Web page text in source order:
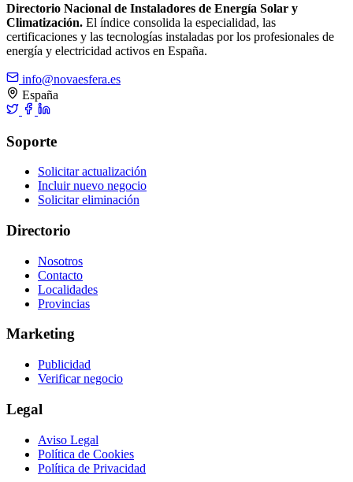
Directorio Nacional de Instaladores de Energía Solar y
Climatización. El índice consolida la especialidad, las
certificaciones y las tecnologías instaladas por los profesionales de
energía y electricidad activos en España.
info@novaesfera.es
España
Soporte
Solicitar actualización
Incluir nuevo negocio
Solicitar eliminación
Directorio
Nosotros
Contacto
Localidades
Provincias
Marketing
Publicidad
Verificar negocio
Legal
Aviso Legal
Política de Cookies
Política de Privacidad